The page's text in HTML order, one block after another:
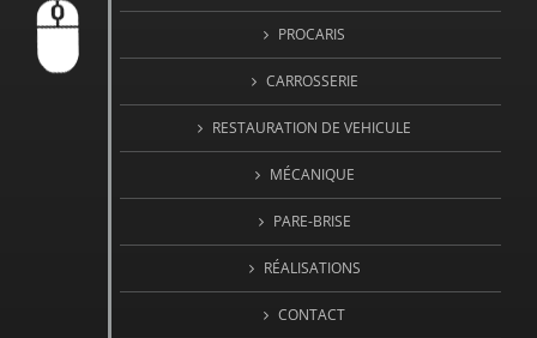
PROCARIS
CARROSSERIE
RESTAURATION DE VEHICULE
MÉCANIQUE
PARE-BRISE
RÉALISATIONS
CONTACT